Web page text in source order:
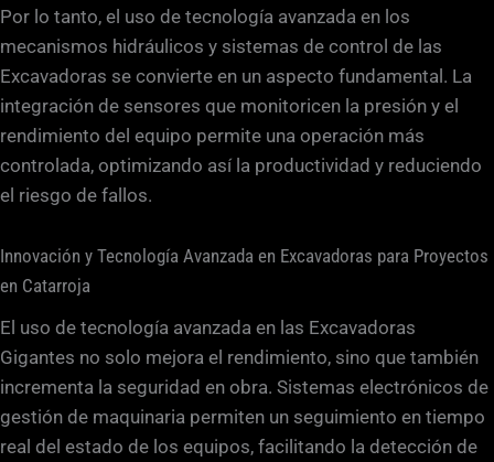
Por lo tanto, el uso de tecnología avanzada en los
mecanismos hidráulicos y sistemas de control de las
Excavadoras se convierte en un aspecto fundamental. La
integración de sensores que monitoricen la presión y el
rendimiento del equipo permite una operación más
controlada, optimizando así la productividad y reduciendo
el riesgo de fallos.
Innovación y Tecnología Avanzada en Excavadoras para Proyectos
en Catarroja
El uso de tecnología avanzada en las Excavadoras
Gigantes no solo mejora el rendimiento, sino que también
incrementa la seguridad en obra. Sistemas electrónicos de
gestión de maquinaria permiten un seguimiento en tiempo
real del estado de los equipos, facilitando la detección de